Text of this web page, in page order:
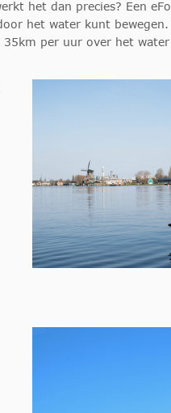
het dan precies? Een
het water kunt
per uur over het water